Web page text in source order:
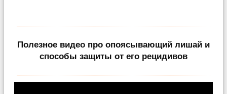
Полезное видео про опоясывающий лишай и
способы защиты от его рецидивов